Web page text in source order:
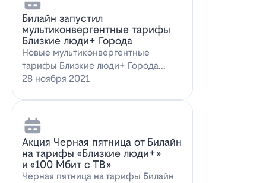
Билайн запустил
мультиконвергентные тарифы
Близкие люди+ Города
Новые мультиконвергентные
тарифы Близкие люди+ Города
от БилайнОператор Билайн радует
28 ноября 2021
Акция Черная пятница от Билайн
на тарифы «Близкие люди+»
и «100 Мбит с ТВ»
Черная пятница на тарифы Билайн